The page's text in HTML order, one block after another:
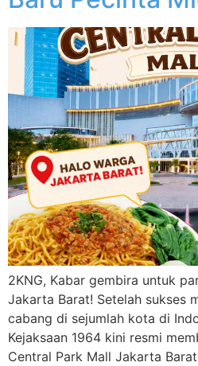
2KNG, Kabar gembira untuk
Jakarta Barat! Setelah sukses
cabang di sejumlah kota di
Kejaksaan 1964 kini resmi
Central Park Mall Jakarta